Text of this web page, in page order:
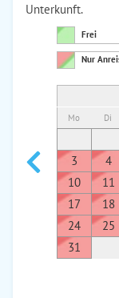
Unterkunft.
Frei
Nur
Mo Di
3
4
10
11
17
18
24
25
31